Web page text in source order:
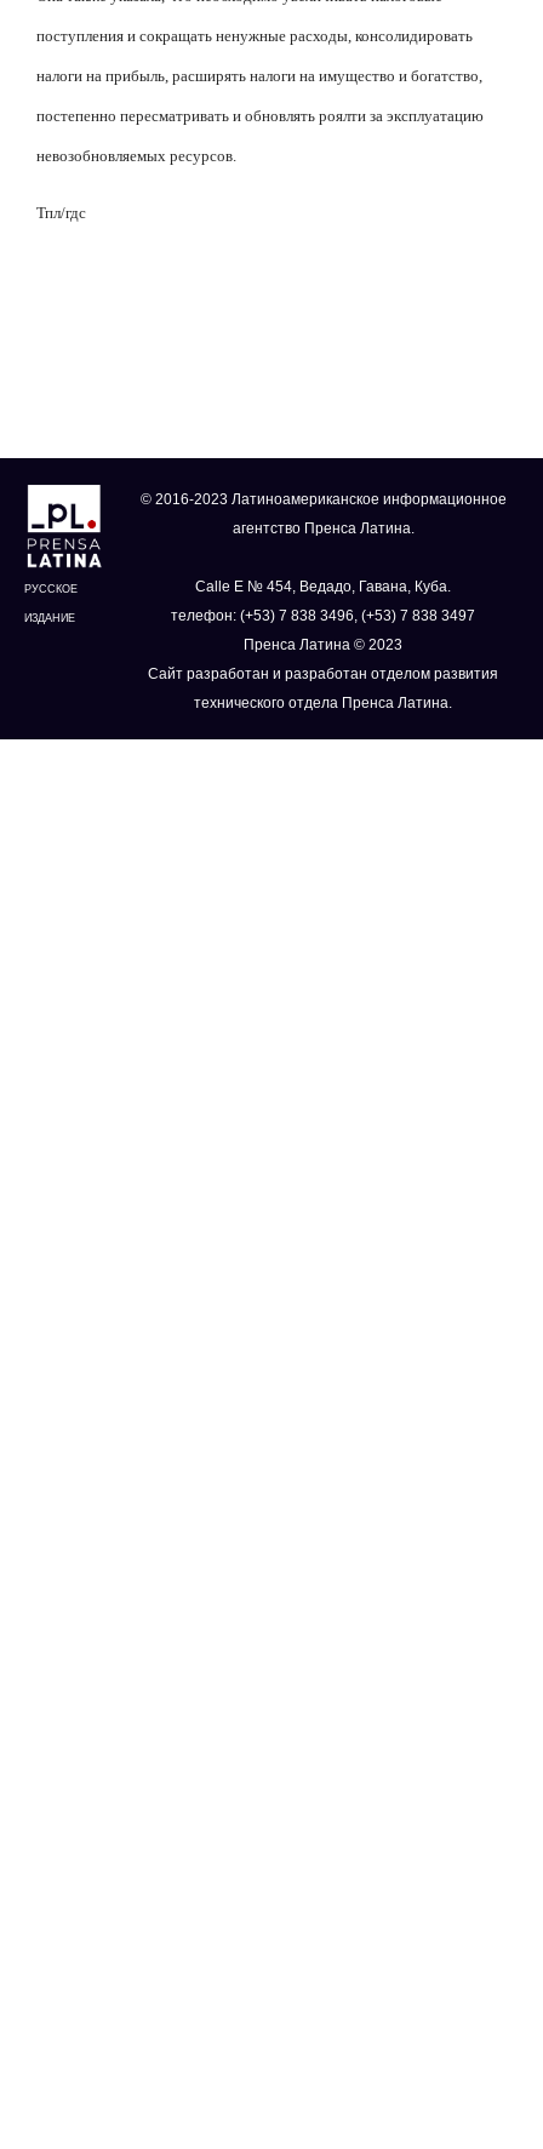
поступления и сокращать ненужные расходы, консолидировать
налоги на прибыль, расширять налоги на имущество и богатство,
постепенно пересматривать и обновлять роялти за эксплуатацию
невозобновляемых ресурсов.
Тпл/гдс
РУССКОЕ
ИЗДАНИЕ
© 2016-2023 Латиноамериканское информационное
агентство Пренса Латина.
Calle E № 454, Ведадо, Гавана, Куба.
телефон: (+53) 7 838 3496, (+53) 7 838 3497
Пренса Латина © 2023
Сайт разработан и разработан отделом развития
технического отдела Пренса Латина.